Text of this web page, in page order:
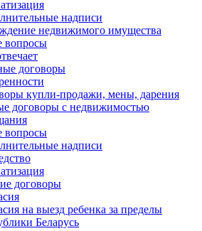
надписи
недвижимого имущества
вопросы
договоры
купли-продажи, мены, дарения
договоры с недвижимостью
вопросы
надписи
договоры
на выезд ребенка за пределы
Беларусь